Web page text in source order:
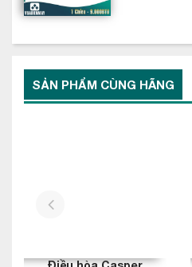
SẢN PHẨM CÙNG HÃNG